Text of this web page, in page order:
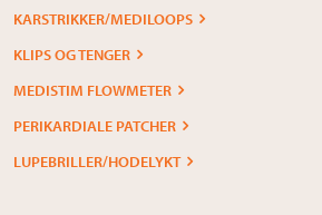
KARSTRIKKER/MEDILOOPS
KLIPS OG TENGER
MEDISTIM FLOWMETER
PERIKARDIALE PATCHER
LUPEBRILLER/HODELYKT